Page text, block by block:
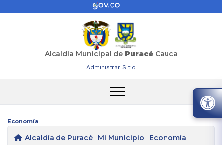
Alcaldía Municipal de Puracé Cauca
Administrar Sitio
Economía
Alcaldía de Puracé Mi Municipio Economía